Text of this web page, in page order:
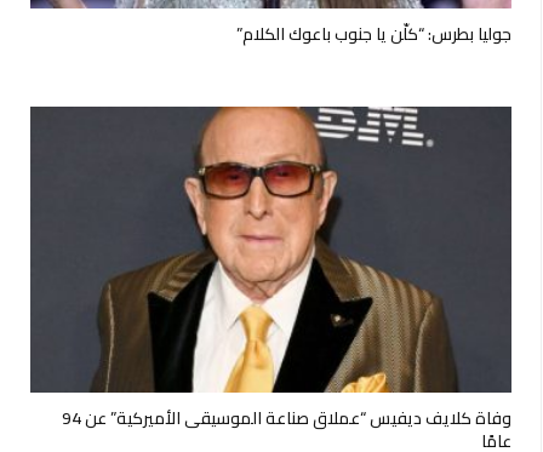
جوليا بطرس: “كلّن يا جنوب باعوك الكلام”
وفاة كلايف ديفيس “عملاق صناعة الموسيقى الأميركية” عن 94
عامًا